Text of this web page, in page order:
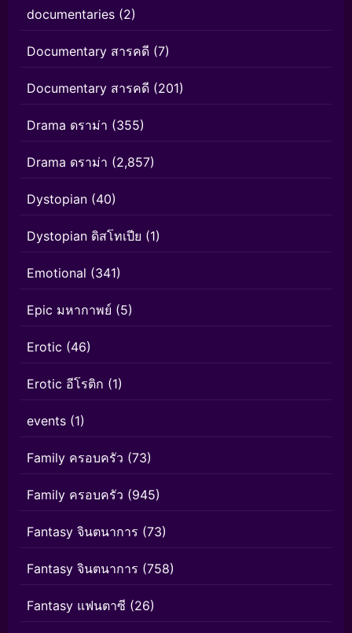
documentaries (2)
Documentary สารคดี (7)
Documentary สารคดี (201)
Drama ดราม่า (355)
Drama ดราม่า (2,857)
Dystopian (40)
Dystopian ดิสโทเปีย (1)
Emotional (341)
Epic มหากาพย์ (5)
Erotic (46)
Erotic อีโรติก (1)
events (1)
Family ครอบครัว (73)
Family ครอบครัว (945)
Fantasy จินตนาการ (73)
Fantasy จินตนาการ (758)
Fantasy แฟนตาซี (26)